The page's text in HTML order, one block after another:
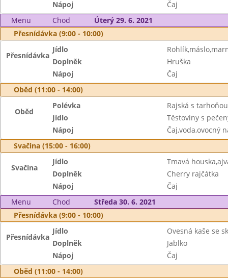
Nápoj
Čaj
Menu
Chod
Úterý 29. 6. 2021
Přesnídávka (9:00 - 10:00)
Přesnídávka
Jídlo
Doplněk
Hruška
Nápoj
Čaj
Oběd (11:00 - 14:00)
Oběd
Polévka
Rajská s tarhoňou
Jídlo
Těstoviny s
Nápoj
Čaj,voda,ovocný
Svačina (15:00 - 16:00)
Svačina
Jídlo
Tmavá
Doplněk
Cherry rajčátka
Nápoj
Čaj
Menu
Chod
Středa 30. 6. 2021
Přesnídávka (9:00 - 10:00)
Přesnídávka
Jídlo
Ovesná kaše se
Doplněk
Jablko
Nápoj
Čaj
Oběd (11:00 - 14:00)